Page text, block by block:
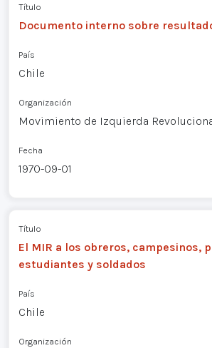
Título
Documento interno sobre
País
Chile
Organización
Movimiento de Izquierda
Fecha
1970-09-01
Título
El MIR a los obreros, campesinos,
estudiantes y soldados
País
Chile
Organización